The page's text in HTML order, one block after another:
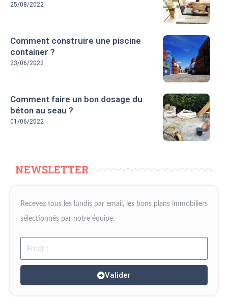
25/08/2022
Comment construire une piscine
container ?
23/06/2022
Comment faire un bon dosage du
béton au seau ?
01/06/2022
NEWSLETTER
Recevez tous les lundis par email, les bons plans immobiliers
sélectionnés par notre équipe.
Email
Valider